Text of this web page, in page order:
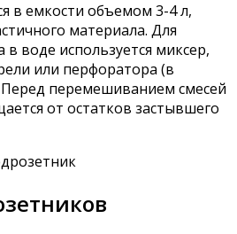
в емкости объемом 3-4 л,
материала. Для
воде используется миксер,
или перфоратора (в
перемешиванием смесей
от остатков застывшего